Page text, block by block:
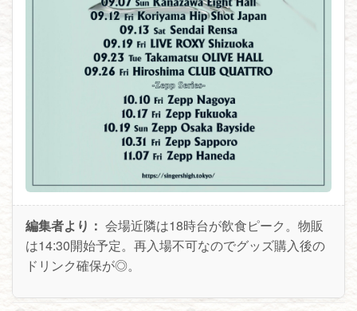
編集者より： 会場近隣は18時台が飲食ピーク。物販
は14:30開始予定。再入場不可なのでグッズ購入後の
ドリンク確保が◎。